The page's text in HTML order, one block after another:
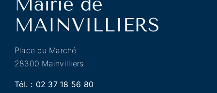
Place du Marché
28300 Mainvilliers
Tél. : 02 37 18 56 80